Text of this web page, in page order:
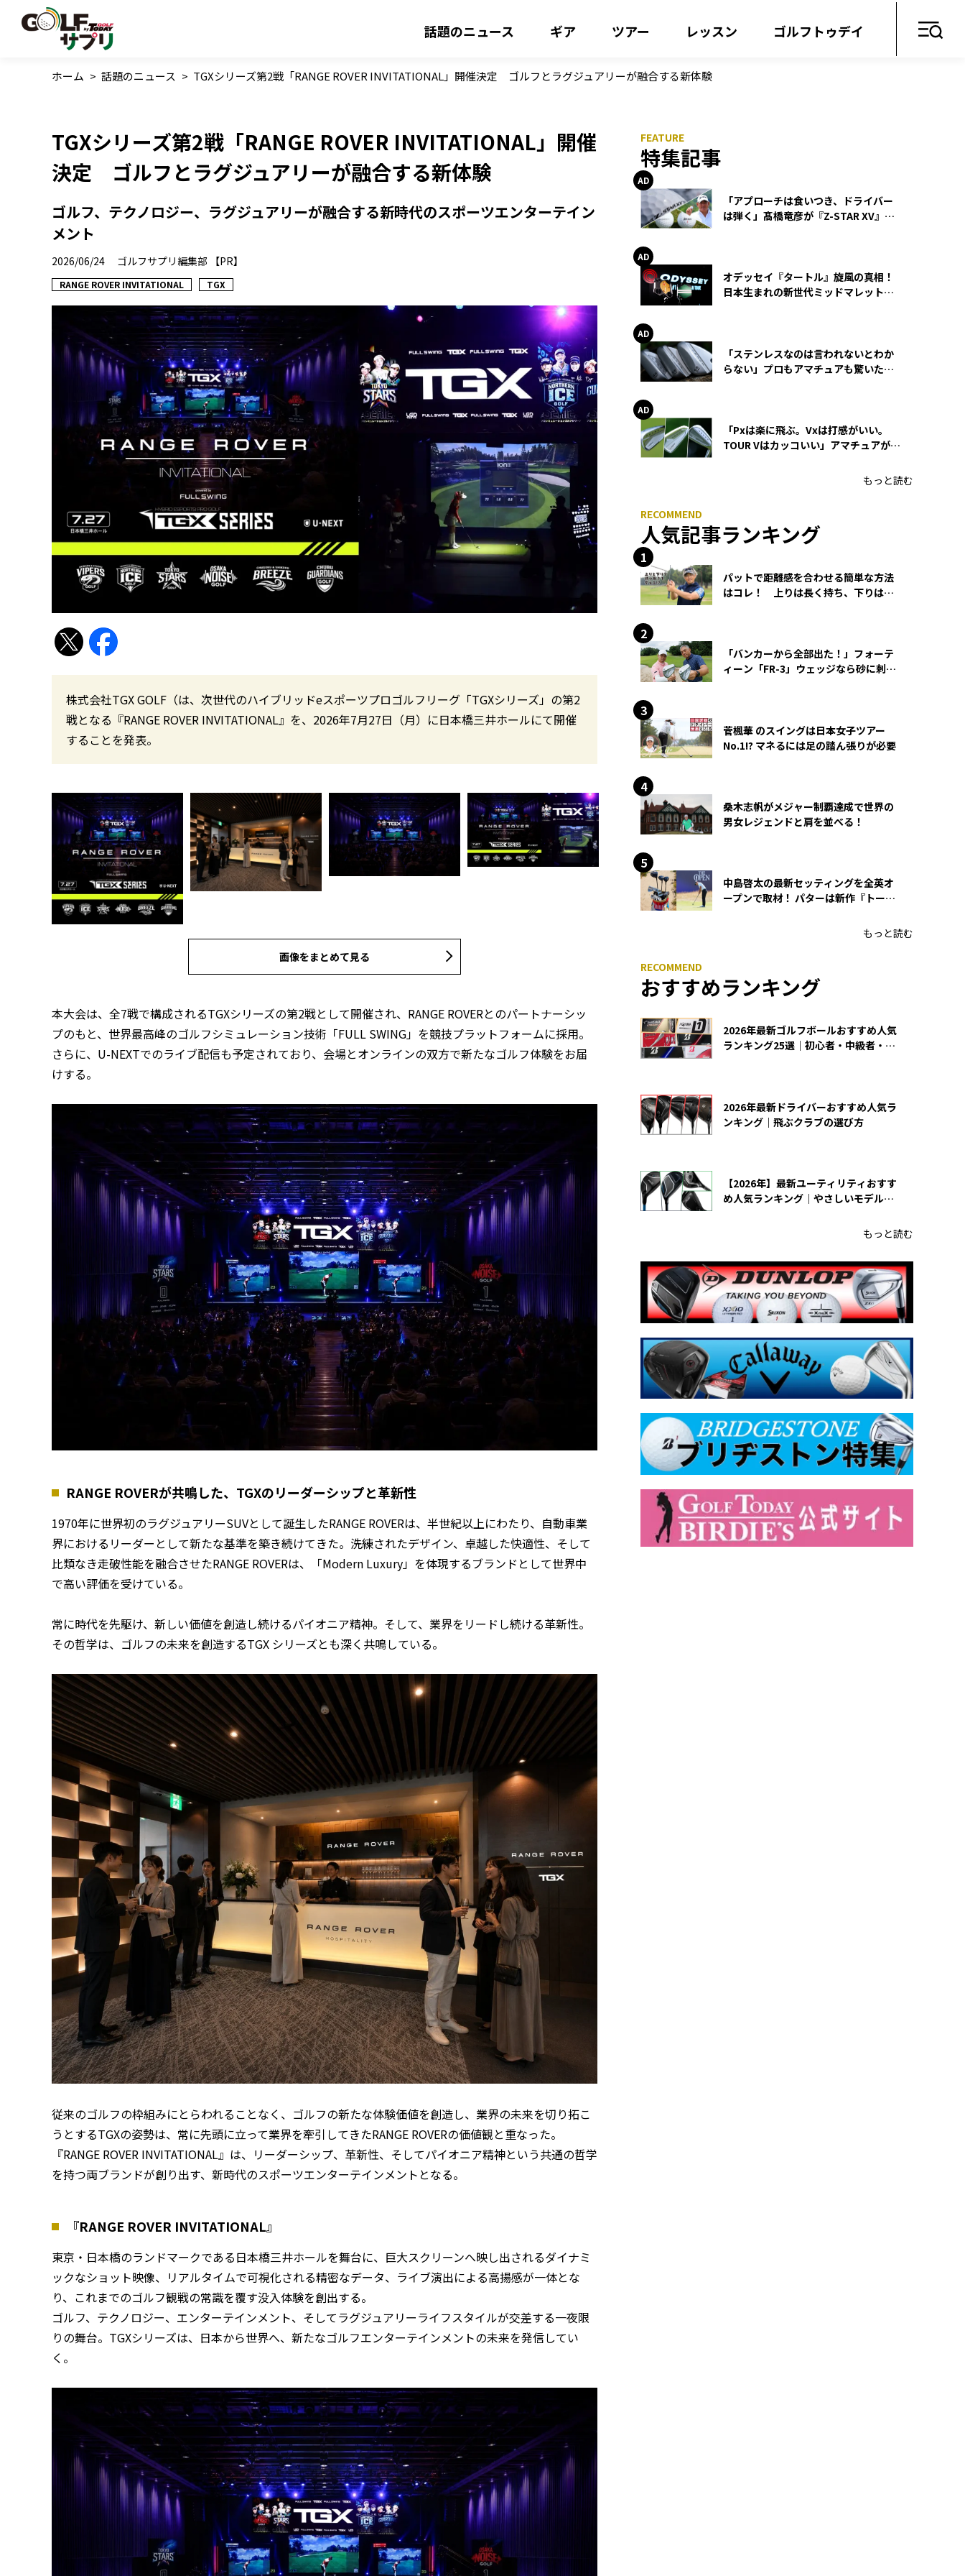
話題のニュース ギア ツアー レッスン ゴルフトゥデイ
ホーム > 話題のニュース > TGXシリーズ第2戦「RANGE ROVER INVITATIONAL」開催決定 ゴルフとラグジュアリーが融合する新体験
TGXシリーズ第2戦「RANGE ROVER INVITATIONAL」開催
決定 ゴルフとラグジュアリーが融合する新体験
ゴルフ、テクノロジー、ラグジュアリーが融合する新時代のスポーツエンターテイン
メント
2026/06/24 ゴルフサプリ編集部 【PR】
RANGE ROVER INVITATIONAL TGX
株式会社TGX GOLF（は、次世代のハイブリッドeスポーツプロゴルフリーグ「TGXシリーズ」の第2
戦となる『RANGE ROVER INVITATIONAL』を、2026年7月27日（月）に日本橋三井ホールにて開催
することを発表。
画像をまとめて見る
本大会は、全7戦で構成されるTGXシリーズの第2戦として開催され、RANGE ROVERとのパートナーシッ
プのもと、世界最高峰のゴルフシミュレーション技術「FULL SWING」を競技プラットフォームに採用。
さらに、U-NEXTでのライブ配信も予定されており、会場とオンラインの双方で新たなゴルフ体験をお届
けする。
RANGE ROVERが共鳴した、TGXのリーダーシップと革新性
1970年に世界初のラグジュアリーSUVとして誕生したRANGE ROVERは、半世紀以上にわたり、自動車業
界におけるリーダーとして新たな基準を築き続けてきた。洗練されたデザイン、卓越した快適性、そして
比類なき走破性能を融合させたRANGE ROVERは、「Modern Luxury」を体現するブランドとして世界中
で高い評価を受けている。
常に時代を先駆け、新しい価値を創造し続けるパイオニア精神。そして、業界をリードし続ける革新性。
その哲学は、ゴルフの未来を創造するTGX シリーズとも深く共鳴している。
従来のゴルフの枠組みにとらわれることなく、ゴルフの新たな体験価値を創造し、業界の未来を切り拓こ
うとするTGXの姿勢は、常に先頭に立って業界を牽引してきたRANGE ROVERの価値観と重なった。
『RANGE ROVER INVITATIONAL』は、リーダーシップ、革新性、そしてパイオニア精神という共通の哲学
を持つ両ブランドが創り出す、新時代のスポーツエンターテインメントとなる。
『RANGE ROVER INVITATIONAL』
東京・日本橋のランドマークである日本橋三井ホールを舞台に、巨大スクリーンへ映し出されるダイナミ
ックなショット映像、リアルタイムで可視化される精密なデータ、ライブ演出による高揚感が一体とな
り、これまでのゴルフ観戦の常識を覆す没入体験を創出する。
ゴルフ、テクノロジー、エンターテインメント、そしてラグジュアリーライフスタイルが交差する一夜限
りの舞台。TGXシリーズは、日本から世界へ、新たなゴルフエンターテインメントの未来を発信してい
く。
特集記事
「アプローチは食いつき、ドライバー
は弾く」髙橋竜彦が『Z-STAR XV』を
オデッセイ『タートル』旋風の真相！
日本生まれの新世代ミッドマレットが
「ステンレスなのは言われないとわか
らない」プロもアマチュアも驚いた
「Pxは楽に飛ぶ。Vxは打感がいい。
TOUR Vはカッコいい」アマチュアが選
もっと読む
人気記事ランキング
パットで距離感を合わせる簡単な方法
はコレ！ 上りは長く持ち、下りは短
「バンカーから全部出た！」フォーテ
ィーン「FR-3」ウェッジなら砂に刺さ
菅楓華 のスイングは日本女子ツアー
No.1!? マネるには足の踏ん張りが必要
桑木志帆がメジャー制覇達成で世界の
男女レジェンドと肩を並べる！
中島啓太の最新セッティングを全英オ
ープンで取材！ パターは新作『トーチ
もっと読む
おすすめランキング
2026年最新ゴルフボールおすすめ人気
ランキング25選｜初心者・中級者・上
2026年最新ドライバーおすすめ人気ラ
ンキング｜飛ぶクラブの選び方
【2026年】最新ユーティリティおすす
め人気ランキング｜やさしいモデルの
もっと読む